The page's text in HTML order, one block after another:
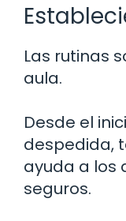
Las rutinas
aula.
Desde el
despedida,
ayuda a los
seguros.